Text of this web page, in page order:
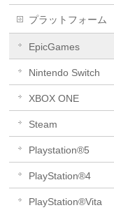
プラットフォーム
EpicGames
Nintendo Switch
XBOX ONE
Steam
Playstation®5
PlayStation®4
PlayStation®Vita